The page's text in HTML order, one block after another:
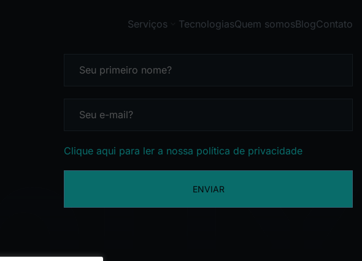
Serviços TecnologiasQuem somosBlogContato
Clique aqui para ler a nossa política de privacidade
ENVIAR